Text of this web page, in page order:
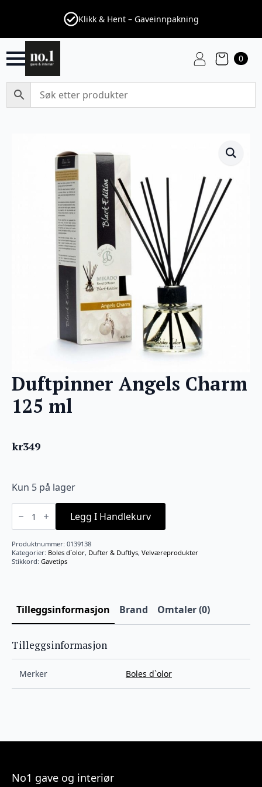
Klikk & Hent – Gaveinnpakning
0
Duftpinner Angels Charm
125 ml
kr349
Kun 5 på lager
Duftpinner
Angels
Charm
125
ml
antall
Legg I Handlekurv
Produktnummer: 0139138
Kategorier: Boles d`olor, Dufter & Duftlys, Velværeprodukter
Stikkord: Gavetips
Tilleggsinformasjon Brand Omtaler (0)
Tilleggsinformasjon
Merker Boles d`olor
No1 gave og interiør